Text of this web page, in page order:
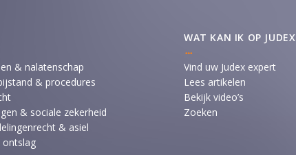
& nalatenschap
& procedures
& sociale zekerheid
& asiel
ontslag
WAT KAN IK OP JUDEX
Vind uw Judex expert
Lees artikelen
Bekijk video’s
Zoeken